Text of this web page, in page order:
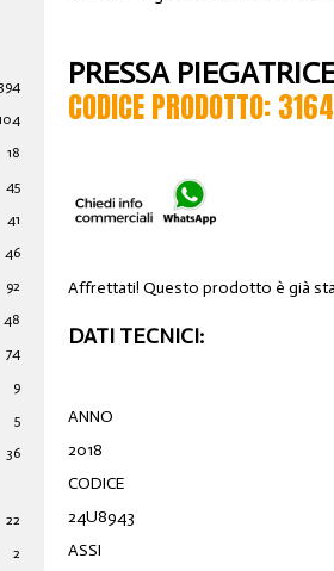
394
18
45
41
46
92
48
74
9
5
36
22
2
PRESSA
CODICE PRODOTTO:
Affrettati! Questo prodotto è già
DATI TECNICI:
ANNO
2018
CODICE
24U8943
ASSI